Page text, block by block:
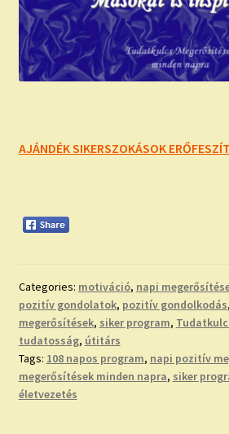
AJÁNDÉK SIKERSZOKÁSOK
Categories: motiváció, napi
pozitív gondolatok, pozitív gondolkodás,
megerősítések, siker program,
tudatosság, útitárs
Tags: 108 napos program, napi pozitív
megerősítések minden napra, siker
életvezetés